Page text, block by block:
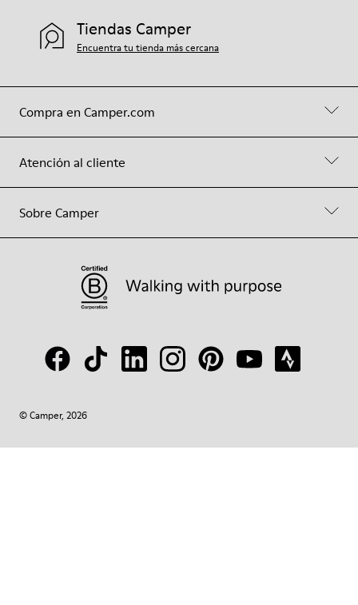
Compra en Camper.com
Atención al cliente
Sobre Camper
Tiendas Camper
Encuentra tu tienda más cercana
© Camper, 2026